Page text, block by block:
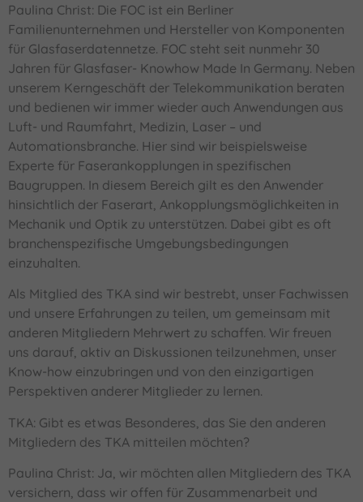
Paulina Christ: Die FOC ist ein Berliner
Familienunternehmen und Hersteller von Komponenten
für Glasfaserdatennetze. FOC steht seit nunmehr 30
Jahren für Glasfaser- Knowhow Made In Germany. Neben
unserem Kerngeschäft der Telekommunikation beraten
und bedienen wir immer wieder auch Anwendungen aus
Luft- und Raumfahrt, Medizin, Laser – und
Automationsbranche. Hier sind wir beispielsweise
Experte für Faserankopplungen in spezifischen
Baugruppen. In diesem Bereich gilt es den Anwender
hinsichtlich der Faserart, Ankopplungsmöglichkeiten in
Mechanik und Optik zu unterstützen. Dabei gibt es oft
branchenspezifische Umgebungsbedingungen
einzuhalten.
Als Mitglied des TKA sind wir bestrebt, unser Fachwissen
und unsere Erfahrungen zu teilen, um gemeinsam mit
anderen Mitgliedern Mehrwert zu schaffen. Wir freuen
uns darauf, aktiv an Diskussionen teilzunehmen, unser
Know-how einzubringen und von den einzigartigen
Perspektiven anderer Mitglieder zu lernen.
TKA: Gibt es etwas Besonderes, das Sie den anderen
Mitgliedern des TKA mitteilen möchten?
Paulina Christ: Ja, wir möchten allen Mitgliedern des TKA
versichern, dass wir offen für Zusammenarbeit und